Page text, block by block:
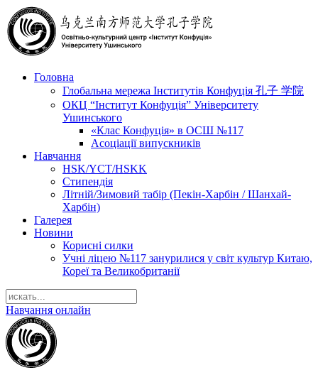
Головна
Глобальна мережа Інститутів Конфуція 孔子 学院
ОКЦ “Інститут Конфуція” Університету
Ушинського
«Клас Конфуція» в ОСШ №117
Асоціації випускників
Навчання
HSK/YCT/HSKK
Стипендія
Літній/Зимовий табір (Пекін-Харбін / Шанхай-
Харбін)
Галерея
Новини
Корисні силки
Учні ліцею №117 занурилися у світ культур Китаю,
Кореї та Великобританії
Навчання онлайн